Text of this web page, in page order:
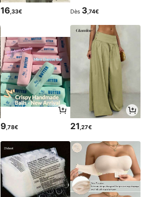
16,33€ Dès 3,74€
9,78€ 21,27€